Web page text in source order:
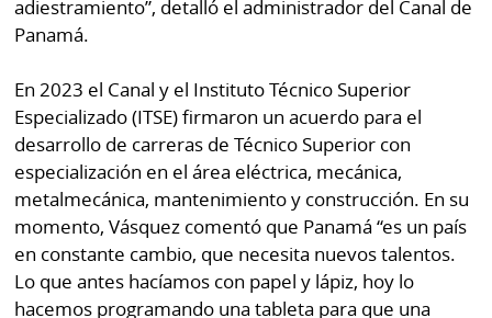
adiestramiento”, detalló el administrador del Canal de
Panamá.
En 2023 el Canal y el Instituto Técnico Superior
Especializado (ITSE) firmaron un acuerdo para el
desarrollo de carreras de Técnico Superior con
especialización en el área eléctrica, mecánica,
metalmecánica, mantenimiento y construcción. En su
momento, Vásquez comentó que Panamá “es un país
en constante cambio, que necesita nuevos talentos.
Lo que antes hacíamos con papel y lápiz, hoy lo
hacemos programando una tableta para que una